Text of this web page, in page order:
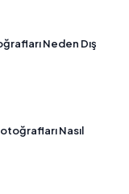
Neden Dış
Nasıl